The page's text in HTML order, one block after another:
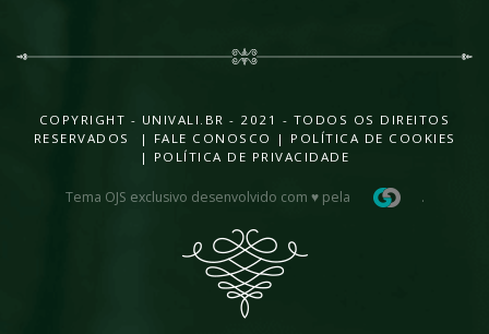
COPYRIGHT - UNIVALI.BR - 2021 - TODOS OS DIREITOS
RESERVADOS |
FALE CONOSCO | POLÍTICA DE COOKIES
| POLÍTICA DE PRIVACIDADE
Tema OJS exclusivo desenvolvido com ♥ pela .